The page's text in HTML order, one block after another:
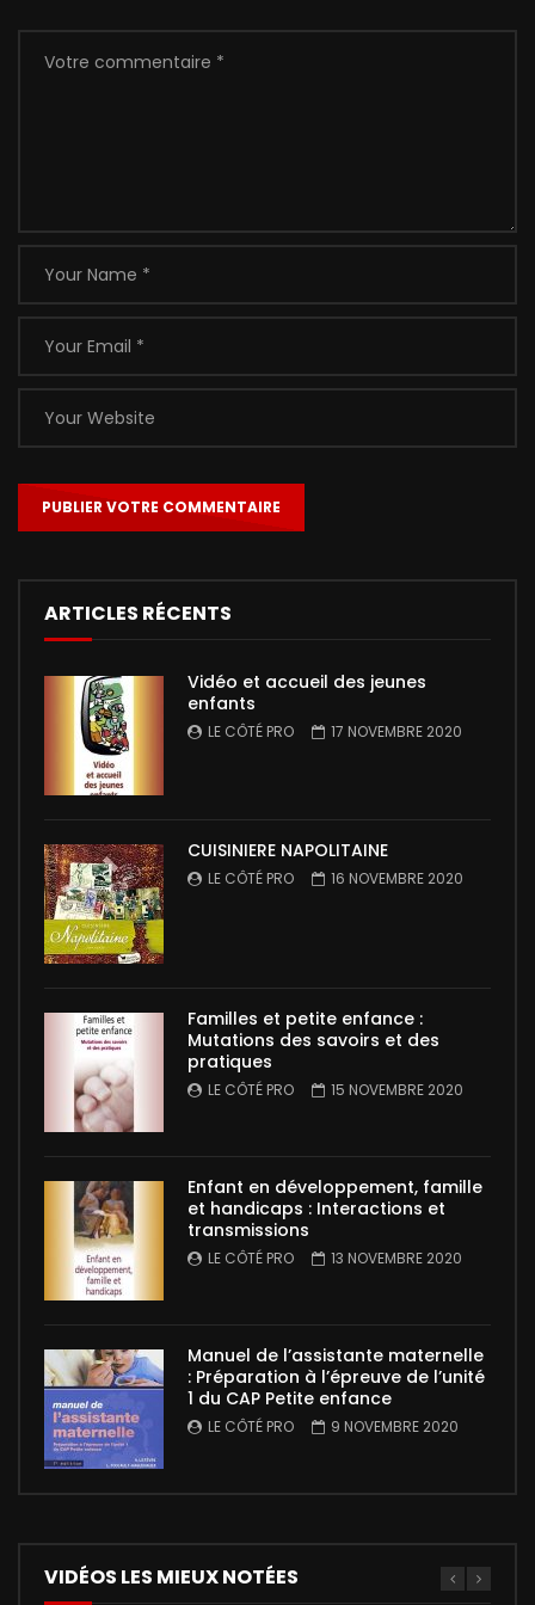
ARTICLES RÉCENTS
Vidéo et accueil des jeunes
enfants
LE CÔTÉ PRO 17 NOVEMBRE 2020
CUISINIERE NAPOLITAINE
LE CÔTÉ PRO 16 NOVEMBRE 2020
Familles et petite enfance :
Mutations des savoirs et des
pratiques
LE CÔTÉ PRO 15 NOVEMBRE 2020
Enfant en développement, famille
et handicaps : Interactions et
transmissions
LE CÔTÉ PRO 13 NOVEMBRE 2020
Manuel de l’assistante maternelle
: Préparation à l’épreuve de l’unité
1 du CAP Petite enfance
LE CÔTÉ PRO 9 NOVEMBRE 2020
VIDÉOS LES MIEUX NOTÉES